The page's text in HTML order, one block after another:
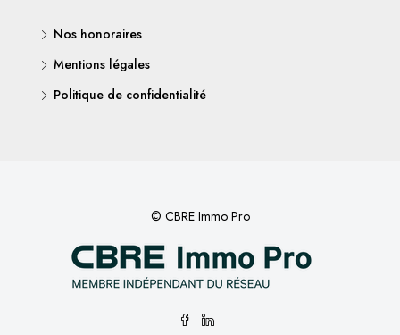
Nos honoraires
Mentions légales
Politique de confidentialité
© CBRE Immo Pro